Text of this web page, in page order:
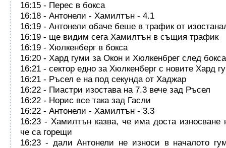
16:15 - Перес в бокса
16:18 - Антонели - Хамилтън - 4.1
16:19 - Антонели обаче беше в трафик от
16:19 - ще видим сега Хамилтън в същия трафик
16:19 - Хюлкенберг в бокса
16:20 - Хард гуми за Окон и Хюлкенбрег след бокса
16:21 - сектор едно за Хюлкенберг с новите Хард
16:21 - Ръсел е на под секунда от Хаджар
16:22 - Пиастри изостава на 7.3 вече зад Ръсел
16:22 - Норис все така зад Гасли
16:22 - Антонели - Хамилтън - 3.3
16:23 - Хамилтън казва, че има доста износване
че са горещи
16:23 - дали Антонели не износи в началото